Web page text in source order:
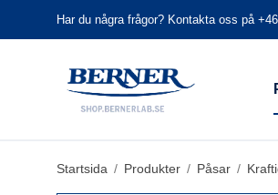
Har du några frågor? Kontakta oss på
Startsida / Produkter / Påsar /